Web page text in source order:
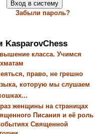
Забыли пароль?
KasparovChess
класса. Учимся
право, не грешно
которую мы слушаем
женщины на страницах
Писания и её роль
Священной